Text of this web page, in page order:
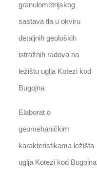
granulometrijskog
sastava tla u okviru
detaljnih geoloških
istražnih radova na
ležištu uglja Kotezi kod
Bugojna
Elaborat o
geomehaničkim
karakteristikama ležišta
uglja Kotezi kod Bugojna